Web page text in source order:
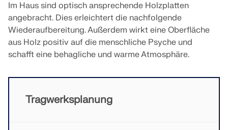
Im Haus sind optisch ansprechende Holzplatten
angebracht. Dies erleichtert die nachfolgende
Wiederaufbereitung. Außerdem wirkt eine Oberfläche
aus Holz positiv auf die menschliche Psyche und
schafft eine behagliche und warme Atmosphäre.
Tragwerksplanung